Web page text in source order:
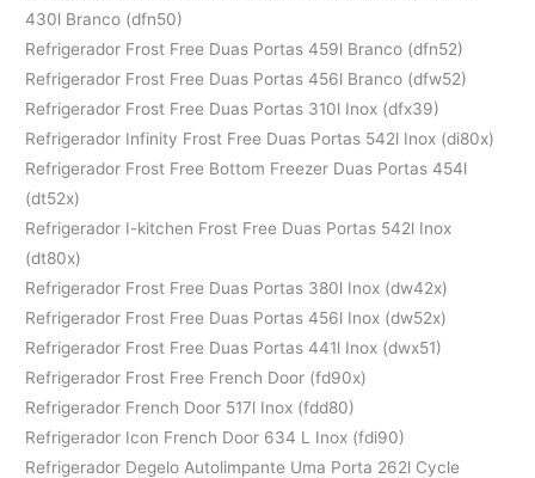
430l Branco (dfn50)
Refrigerador Frost Free Duas Portas 459l Branco (dfn52)
Refrigerador Frost Free Duas Portas 456l Branco (dfw52)
Refrigerador Frost Free Duas Portas 310l Inox (dfx39)
Refrigerador Infinity Frost Free Duas Portas 542l Inox (di80x)
Refrigerador Frost Free Bottom Freezer Duas Portas 454l
(dt52x)
Refrigerador I-kitchen Frost Free Duas Portas 542l Inox
(dt80x)
Refrigerador Frost Free Duas Portas 380l Inox (dw42x)
Refrigerador Frost Free Duas Portas 456l Inox (dw52x)
Refrigerador Frost Free Duas Portas 441l Inox (dwx51)
Refrigerador Frost Free French Door (fd90x)
Refrigerador French Door 517l Inox (fdd80)
Refrigerador Icon French Door 634 L Inox (fdi90)
Refrigerador Degelo Autolimpante Uma Porta 262l Cycle